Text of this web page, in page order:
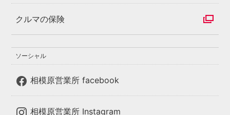
クルマの保険
ソーシャル
相模原営業所 facebook
相模原営業所 Instagram